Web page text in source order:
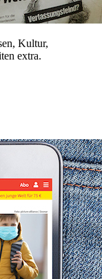
Kultur,
extra.